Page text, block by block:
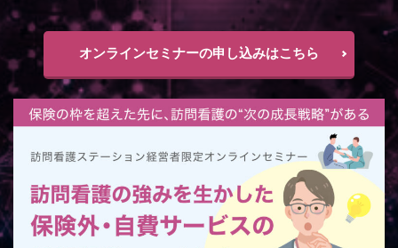
オンラインセミナーの申し込みはこちら